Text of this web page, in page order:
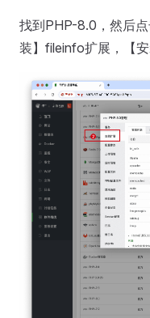
找到PHP-8.0，然后
装】fileinfo扩展，【安